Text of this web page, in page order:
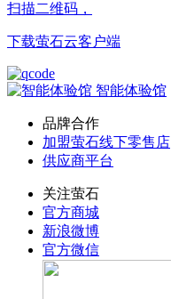
扫描二维码，
下载萤石云客户端
智能体验馆
品牌合作
加盟萤石线下零售店
供应商平台
关注萤石
官方商城
新浪微博
官方微信